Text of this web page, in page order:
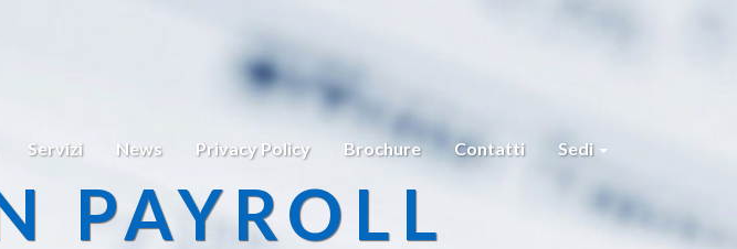
Servizi News Privacy Policy Brochure Contatti Sedi
PAYROLL